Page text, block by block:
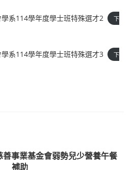
系114學年度學士班特殊選才2
下
系114學年度學士班特殊選才3
下
事業基金會弱勢兒少營養午餐
補助